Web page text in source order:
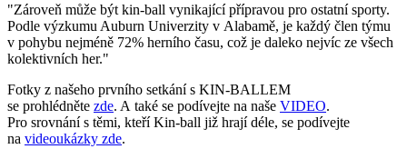
"Zároveň může být kin-ball vynikající přípravou pro ostatní sporty.
Podle výzkumu Auburn Univerzity v Alabamě, je každý člen týmu
v pohybu nejméně 72% herního času, což je daleko nejvíc ze všech
kolektivních her."
Fotky z našeho prvního setkání s KIN-BALLEM
se prohlédněte zde. A také se podívejte na naše VIDEO.
Pro srovnání s těmi, kteří Kin-ball již hrají déle, se podívejte
na videoukázky zde.